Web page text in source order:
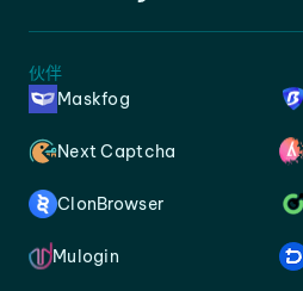
伙伴
Maskfog
Next Captcha
ClonBrowser
Mulogin